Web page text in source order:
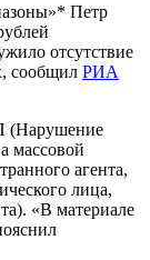
Петр
отсутствие
сообщил РИА
(Нарушение
массовой
агента,
лица,
«В материале